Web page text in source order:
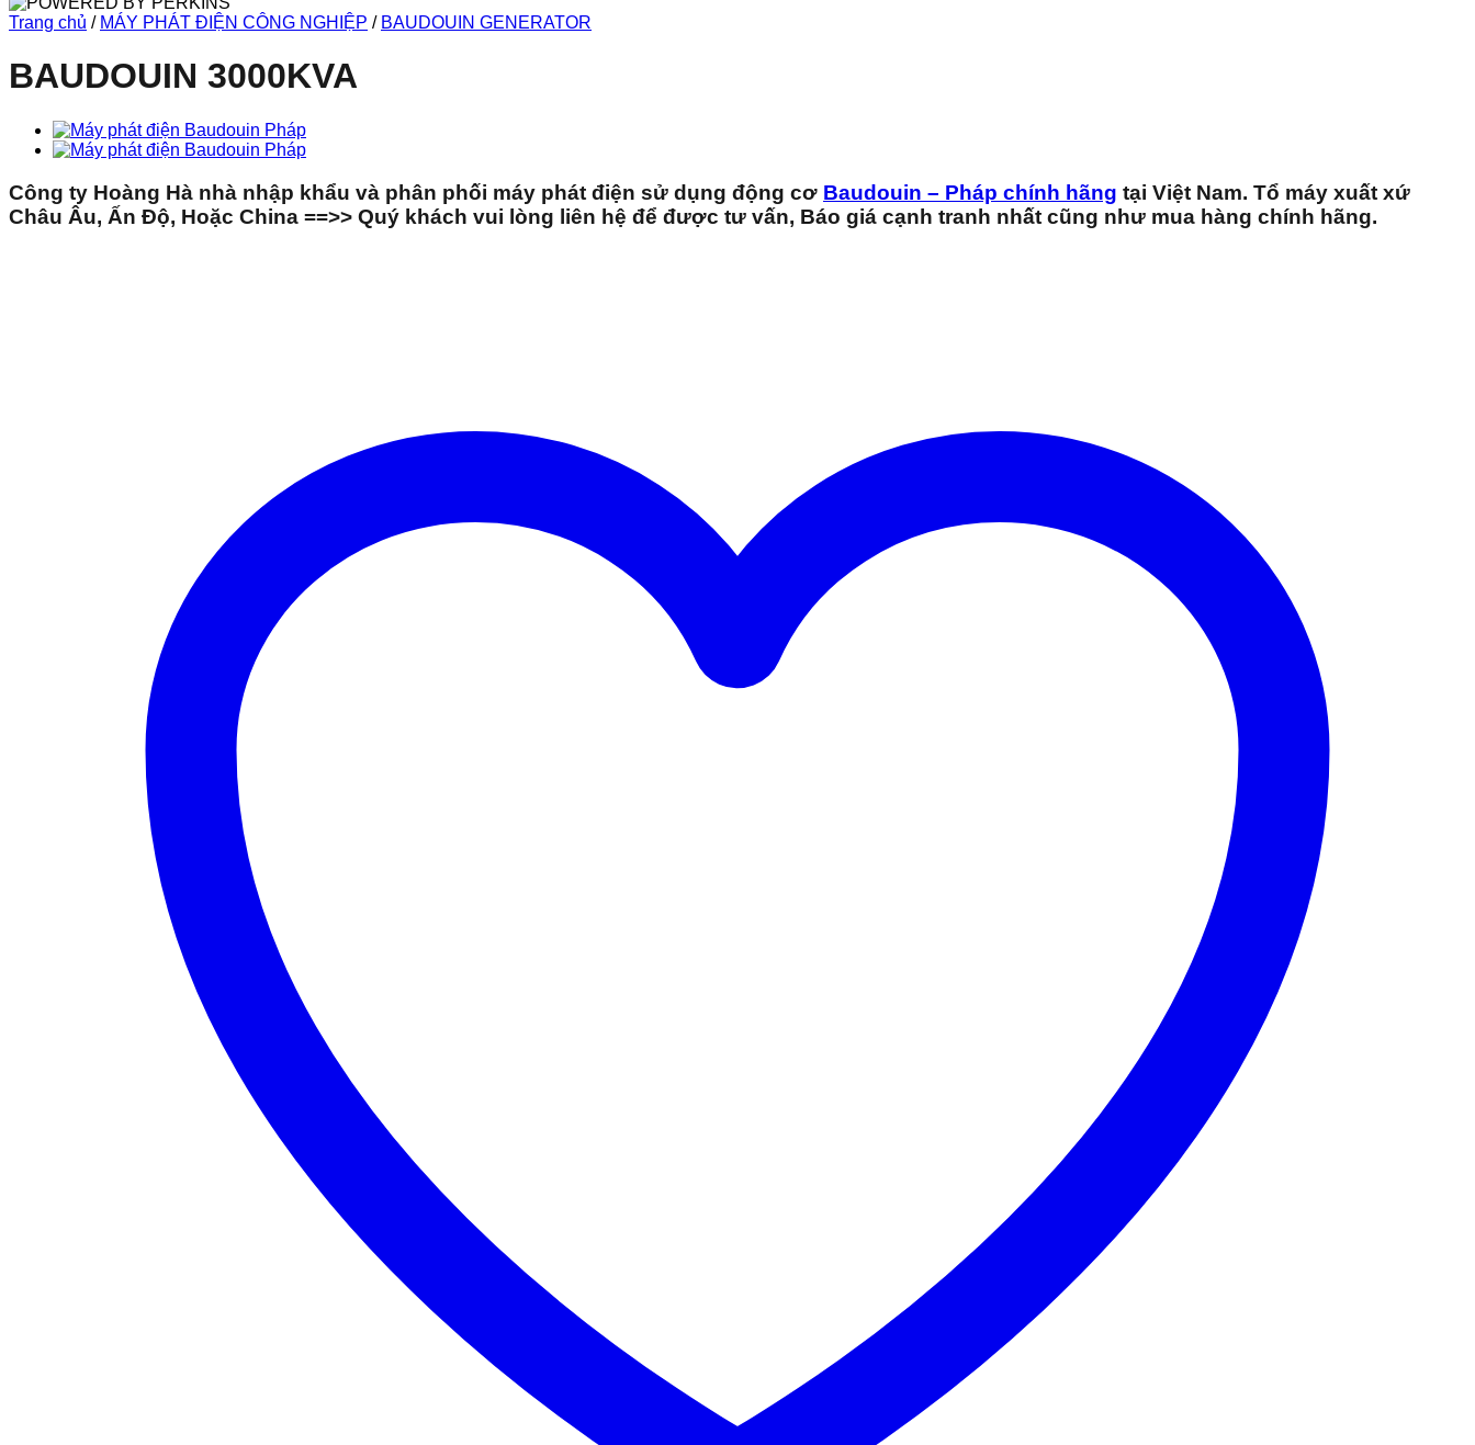
Trang chủ / MÁY PHÁT ĐIỆN CÔNG NGHIỆP / BAUDOUIN GENERATOR
BAUDOUIN 3000KVA
Công ty Hoàng Hà nhà nhập khẩu và phân phối máy phát điện sử dụng động cơ Baudouin – Pháp chính hãng tại Việt Nam. Tổ máy xuất xứ
Châu Âu, Ấn Độ, Hoặc China ==>> Quý khách vui lòng liên hệ để được tư vấn, Báo giá cạnh tranh nhất cũng như mua hàng chính hãng.